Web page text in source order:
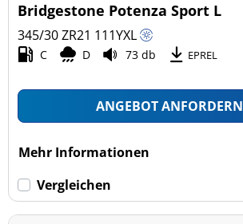
Transporter (0)
Wohnmobil (0)
Keine Run-flat (4)
Bridgestone Potenza Sport L
345/30 ZR21 111YXL
C D 73 db EPREL
ANGEBOT ANFORDERN
Mehr Informationen
Vergleichen